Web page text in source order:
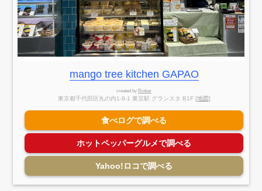
mango tree kitchen GAPAO
created by Rinker
東京都千代田区丸の内1-9-1 東京駅 グランスタ B1F [地図]
食べログで調べる
ホットペッパーグルメで調べる
Yahoo!ロコで調べる